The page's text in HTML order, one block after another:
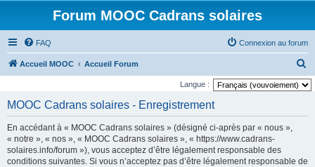
Forum MOOC Cadrans solaires
FAQ Connexion au forum
Accueil MOOC Accueil Forum
e
Langue :
MOOC Cadrans solaires - Enregistrement
En accédant à « MOOC Cadrans solaires » (désigné ci-après par « nous »,
« notre », « nos », « MOOC Cadrans solaires », « https://www.cadrans-
solaires.info/forum »), vous acceptez d’être légalement responsable des
conditions suivantes. Si vous n’acceptez pas d’être légalement responsable de